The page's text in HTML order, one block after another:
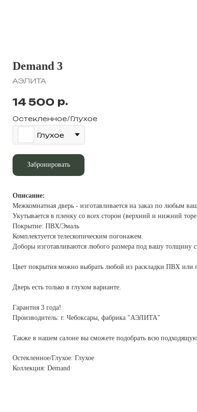
Demand 3
АЭЛИТА
14 500 р.
Остекленное/Глухое
Глухое
Забронировать
Описание:
Межкомнатная дверь - изготавливается на заказ по любым
Укутывается в пленку со всех сторон (верхний и нижний
Покрытие: ПВХ/Эмаль
Комплектуется телескопическим погонажем.
Доборы изготавливаются любого размера под вашу толщину
Цвет покрытия можно выбрать любой из раскладки ПВХ или
Дверь есть только в глухом варианте.
Гарантия 3 года!
Производитель: г. Чебоксары, фабрика "АЭЛИТА"
Также в нашем салоне вы сможете подобрать всю
Остекленное/Глухое: Глухое
Коллекция: Demand